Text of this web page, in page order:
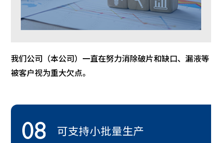
我们公司（本公司）一直在努力消除破片和缺口、漏液等
被客户视为重大欠点。
可支持小批量生产